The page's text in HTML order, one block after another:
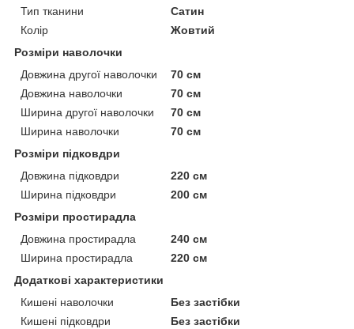
Тип тканини
Сатин
Колір
Жовтий
Розміри наволочки
Довжина другої наволочки
70 см
Довжина наволочки
70 см
Ширина другої наволочки
70 см
Ширина наволочки
70 см
Розміри підковдри
Довжина підковдри
220 см
Ширина підковдри
200 см
Розміри простирадла
Довжина простирадла
240 см
Ширина простирадла
220 см
Додаткові характеристики
Кишені наволочки
Без застібки
Кишені підковдри
Без застібки